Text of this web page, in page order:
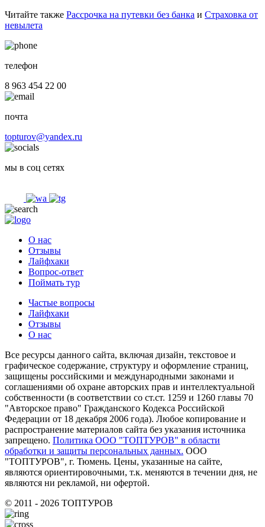
Читайте также Рассрочка на путевки без банка и Страховка от
невылета
телефон
8 963 454 22 00
почта
topturov@yandex.ru
мы в соц сетях
О нас
Отзывы
Лайфхаки
Вопрос-ответ
Поймать тур
Частые вопросы
Лайфхаки
Отзывы
О нас
Все ресурсы данного сайта, включая дизайн, текстовое и
графическое содержание, структуру и оформление страниц,
защищены российскими и международными законами и
соглашениями об охране авторских прав и интеллектуальной
собственности (в соответствии со ст.ст. 1259 и 1260 главы 70
"Авторское право" Гражданского Кодекса Российской
Федерации от 18 декабря 2006 года). Любое копирование и
распространение материалов сайта без указания источника
запрещено. Политика ООО "ТОПТУРОВ" в области
обработки и защиты персональных данных. ООО
"ТОПТУРОВ", г. Тюмень. Цены, указанные на сайте,
являются ориентировочными, т.к. меняются в течении дня, не
являются ни рекламой, ни офертой.
© 2011 - 2026 ТОПТУРОВ